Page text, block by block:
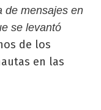
de mensajes en
se levantó
de los
en las